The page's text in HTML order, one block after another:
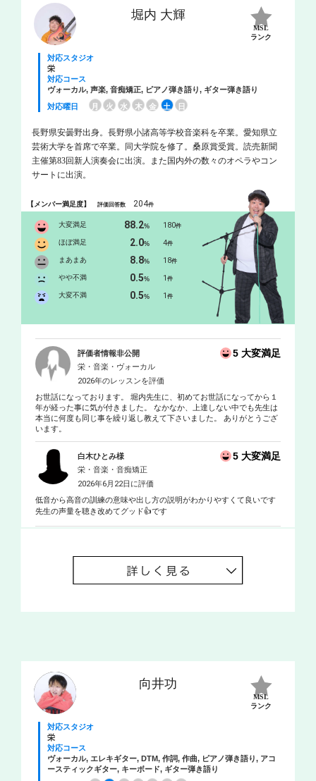
堀内 大輝
MSL
ランク
対応スタジオ
栄
対応コース
ヴォーカル, 声楽, 音痴矯正, ピアノ弾き語り, ギター弾き語り
対応曜日
月 火 水 木 金 土 日
長野県安曇野出身。長野県小諸高等学校音楽科を卒業。愛知県立
芸術大学を首席で卒業。同大学院を修了。桑原賞受賞。読売新聞
主催第83回新人演奏会に出演。また国内外の数々のオペラやコン
サートに出演。
【メンバー満足度】評価回答数 204件
大変満足 88.2% 180件
ほぼ満足 2.0% 4件
まあまあ 8.8% 18件
やや不満 0.5% 1件
大変不満 0.5% 1件
評価者情報非公開 5 大変満足
栄・音楽・ヴォーカル
2026年のレッスンを評価
お世話になっております。 堀内先生に、初めてお世話になってから１
年が経った事に気が付きました。 なかなか、上達しない中でも先生は
本当に何度も同じ事を繰り返し教えて下さいました。 ありがとうござ
います。
白木ひとみ様 5 大変満足
栄・音楽・音痴矯正
2026年6月22日に評価
低音から高音の訓練の意味や出し方の説明がわかりやすくて良いです
先生の声量を聴き改めてグッド👍です
向井功
MSL
ランク
対応スタジオ
栄
対応コース
ヴォーカル, エレキギター, DTM, 作詞, 作曲, ピアノ弾き語り, アコ
ースティックギター, キーボード, ギター弾き語り